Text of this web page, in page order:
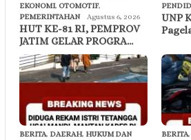
EKONOMI, OTOMOTIF,
PEMERINTAHAN
Agustus 6, 2026
HUT KE-81 RI, PEMPROV
JATIM GELAR PROGRA…
UNP
BERITA, DAERAH, HUKUM DAN
BERITA,